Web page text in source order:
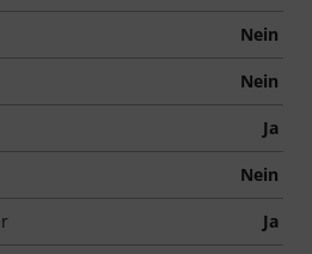
Nein
Nein
Ja
Nein
Ja